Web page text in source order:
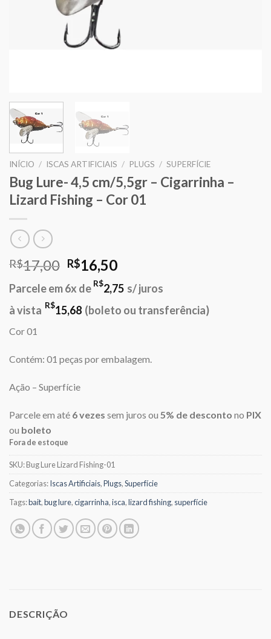
INÍCIO / ISCAS ARTIFICIAIS / PLUGS / SUPERFÍCIE
Bug Lure- 4,5 cm/5,5gr – Cigarrinha –
Lizard Fishing – Cor 01
R$17,00 O
preço
original
era:
R$16,50O
atual
é:
Parcele em 6x de R$2,75 s/ juros
à vista R$15,68 (boleto ou transferência)
Cor 01
Contém: 01 peças por embalagem.
Ação – Superfície
Parcele em até 6 vezes sem juros ou 5% de desconto no PIX
ou boleto
Fora de estoque
SKU:Bug Lure Lizard Fishing-01
Categorias:Iscas Artificiais,Plugs,Superfície
Tags:bait,bug lure,cigarrinha,isca,lizard fishing, superfície
DESCRIÇÃO